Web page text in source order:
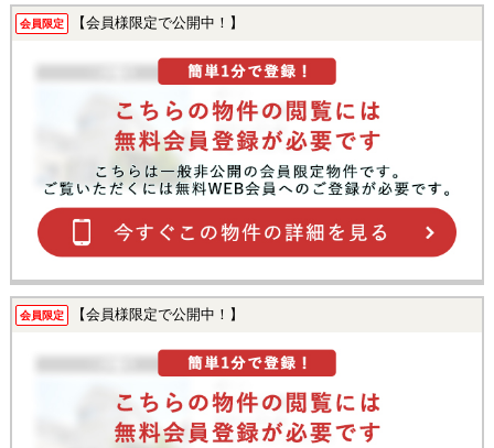
会員限定 【会員様限定で公開中！】
会員限定 【会員様限定で公開中！】